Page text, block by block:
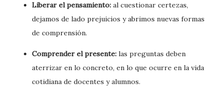
Liberar el pensamiento: al cuestionar certezas,
dejamos de lado prejuicios y abrimos nuevas formas
de comprensión.
Comprender el presente: las preguntas deben
aterrizar en lo concreto, en lo que ocurre en la vida
cotidiana de docentes y alumnos.